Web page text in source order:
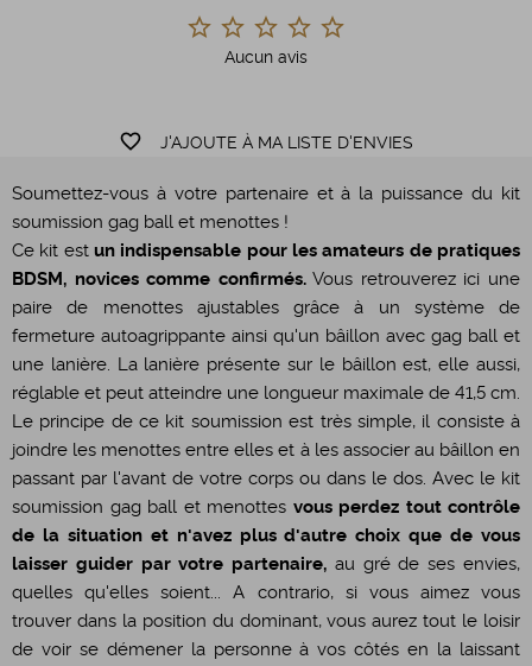
Aucun avis
favorite_border J'AJOUTE À MA LISTE D'ENVIES
Soumettez-vous à votre partenaire et à la puissance du kit
soumission gag ball et menottes !
Ce kit est un indispensable pour les amateurs de pratiques
BDSM, novices comme confirmés.Vous retrouverez ici une
paire de menottes ajustables grâce à un système de
fermeture autoagrippante ainsi qu'un bâillon avec gag ball et
une lanière. La lanière présente sur le bâillon est, elle aussi,
réglable et peut atteindre une longueur maximale de 41,5 cm.
Le principe de ce kit soumission est très simple, il consiste à
joindre les menottes entre elles et à les associer au bâillon en
passant par l'avant de votre corps ou dans le dos. Avec le kit
soumission gag ball et menottes vous perdez tout contrôle
de la situation et n'avez plus d'autre choix que de vous
laisser guider par votre partenaire, au gré de ses envies,
quelles qu'elles soient... A contrario, si vous aimez vous
trouver dans la position du dominant, vous aurez tout le loisir
de voir se démener la personne à vos côtés en la laissant